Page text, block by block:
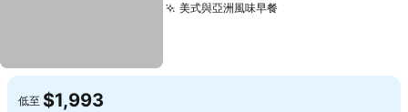
美式與亞洲風味早餐查看價格
低至 $1,993